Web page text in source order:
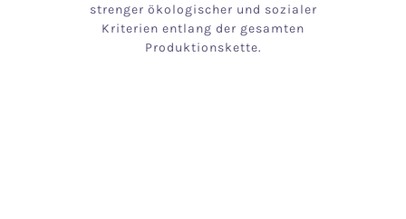
strenger ökologischer und sozialer
Kriterien entlang der gesamten
Produktionskette.